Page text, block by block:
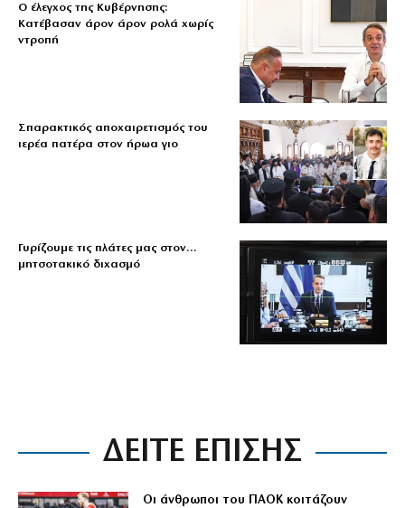
Ο έλεγχος της Κυβέρνησης:
Κατέβασαν άρον άρον ρολά χωρίς
ντροπή
Σπαρακτικός αποχαιρετισμός του
ιερέα πατέρα στον ήρωα γιο
Γυρίζουμε τις πλάτες μας στον…
μητσοτακικό διχασμό
ΔΕΙΤΕ ΕΠΙΣΗΣ
Οι άνθρωποι του ΠΑΟΚ κοιτάζουν